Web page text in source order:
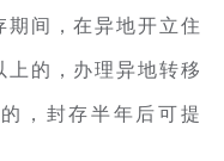
期间，在异地开立住
上的，办理异地转移
，封存半年后可提